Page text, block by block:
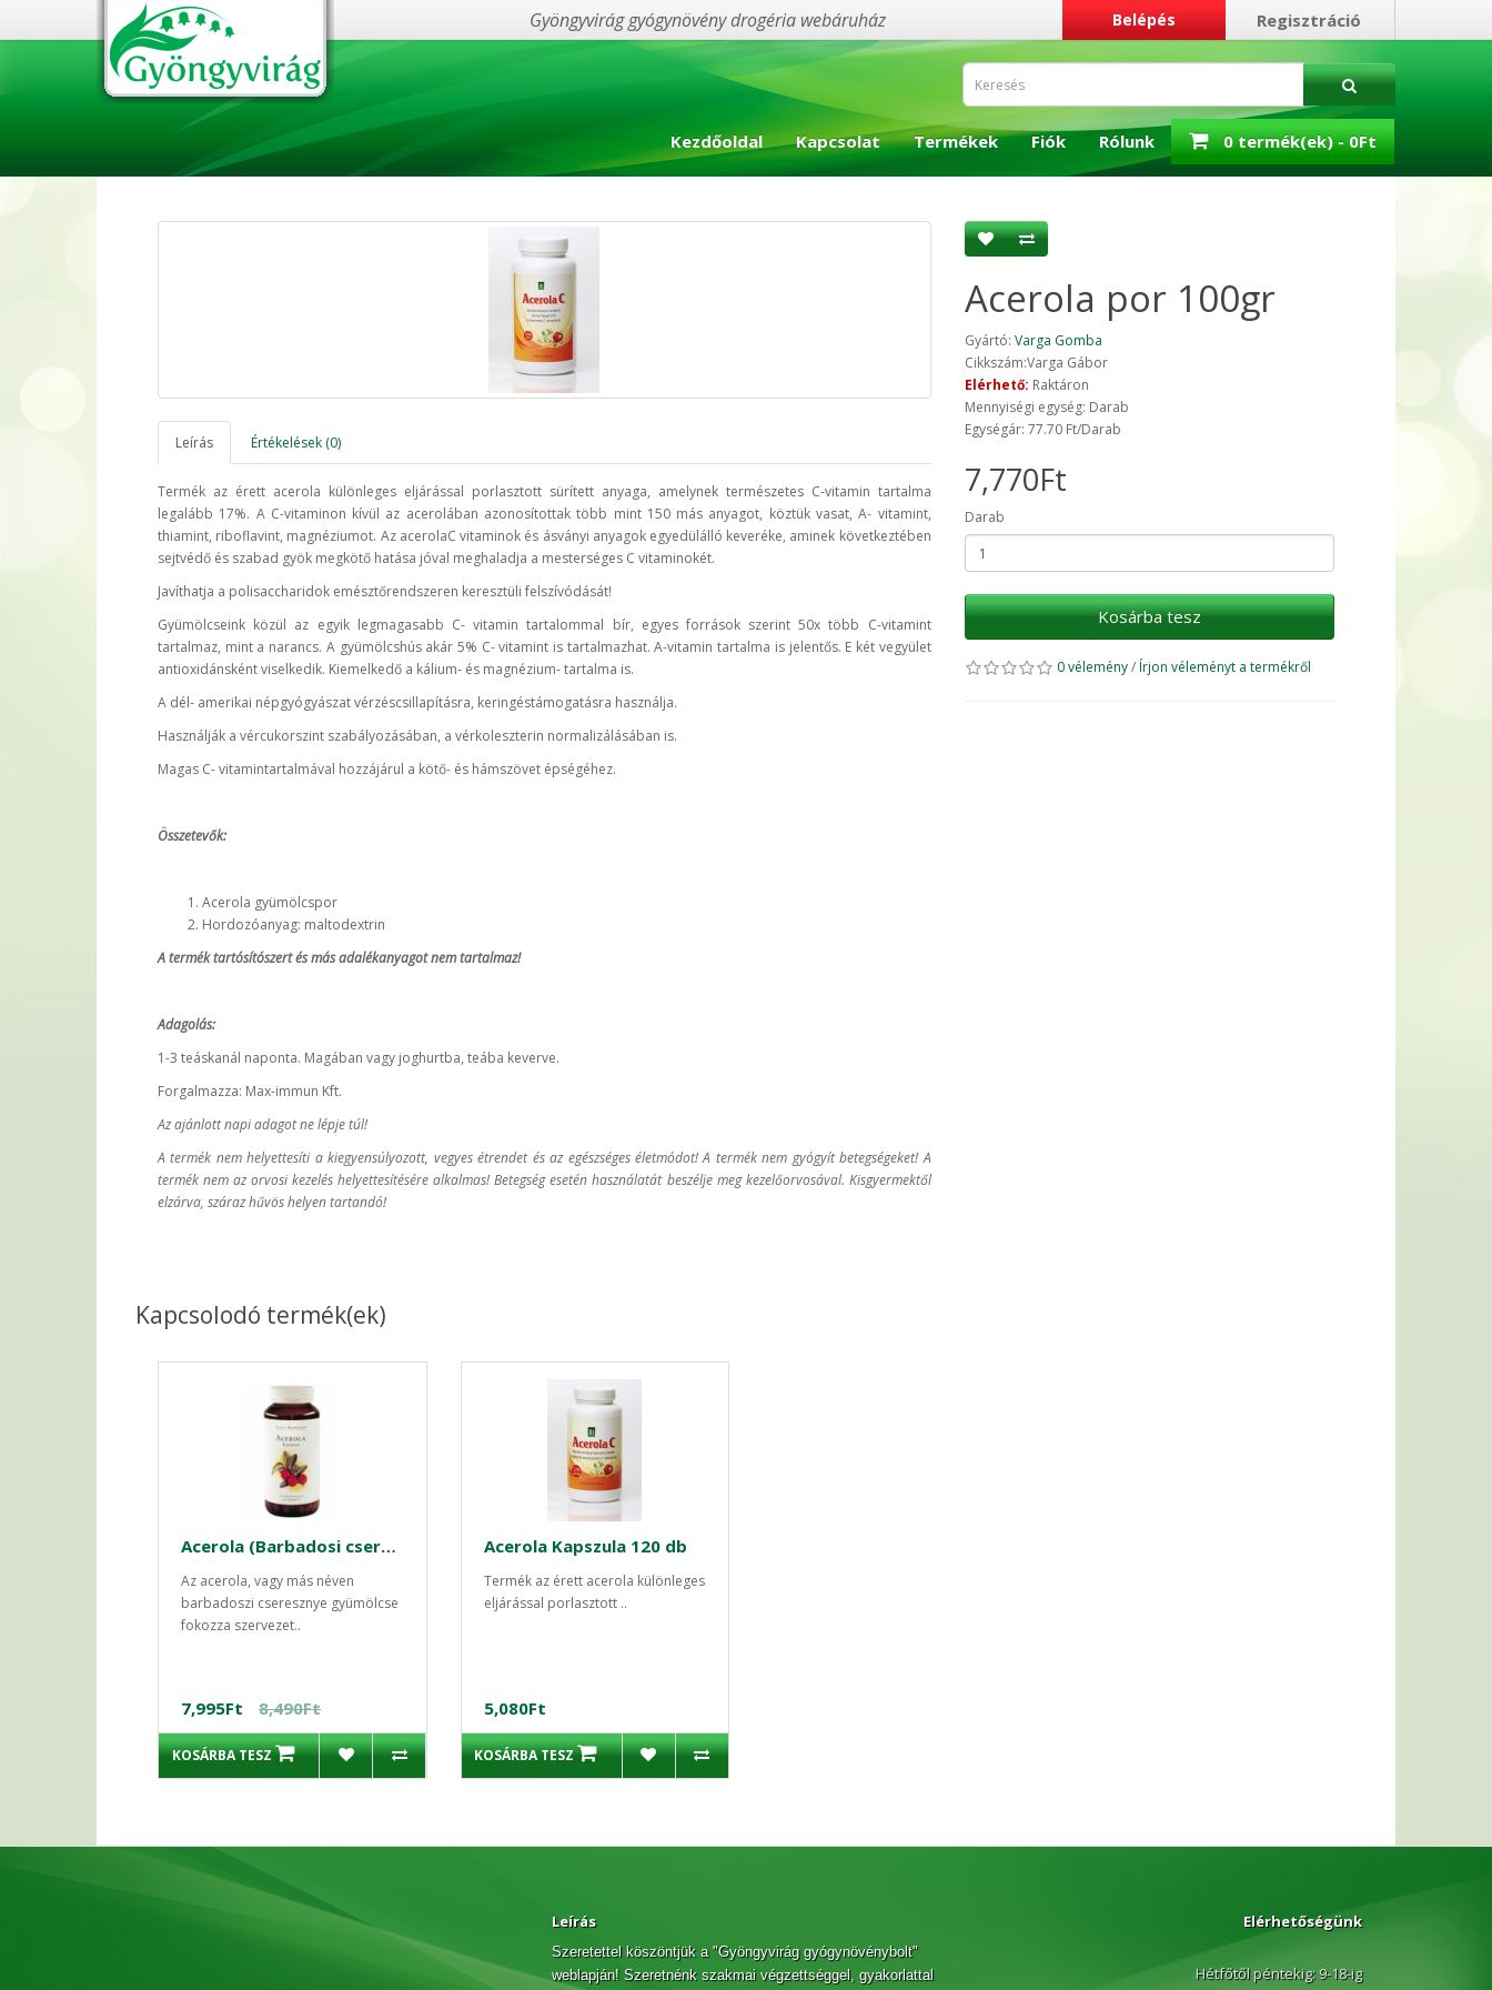
Gyöngyvirág gyógynövény drogéria webáruház Belépés Regisztráció
Kezdőoldal Kapcsolat Termékek Fiók Rólunk 0 termék(ek) - 0Ft
Leírás Értékelések (0)
Termék az érett acerola különleges eljárással porlasztott sürített anyaga, amelynek természetes C-vitamin tartalma
legalább 17%. A C-vitaminon kívül az acerolában azonosítottak több mint 150 más anyagot, köztük vasat, A- vitamint,
thiamint, riboflavint, magnéziumot. Az acerolaC vitaminok és ásványi anyagok egyedülálló keveréke, aminek következtében
sejtvédő és szabad gyök megkötő hatása jóval meghaladja a mesterséges C vitaminokét.
Javíthatja a polisaccharidok emésztőrendszeren keresztüli felszívódását!
Gyümölcseink közül az egyik legmagasabb C- vitamin tartalommal bír, egyes források szerint 50x több C-vitamint
tartalmaz, mint a narancs. A gyümölcshús akár 5% C- vitamint is tartalmazhat. A-vitamin tartalma is jelentős. E két vegyület
antioxidánsként viselkedik. Kiemelkedő a kálium- és magnézium- tartalma is.
A dél- amerikai népgyógyászat vérzéscsillapításra, keringéstámogatásra használja.
Használják a vércukorszint szabályozásában, a vérkoleszterin normalizálásában is.
Magas C- vitamintartalmával hozzájárul a kötő- és hámszövet épségéhez.
Összetevők:
Acerola gyümölcspor
Hordozóanyag: maltodextrin
A termék tartósítószert és más adalékanyagot nem tartalmaz!
Adagolás:
1-3 teáskanál naponta. Magában vagy joghurtba, teába keverve.
Forgalmazza: Max-immun Kft.
Az ajánlott napi adagot ne lépje túl!
A termék nem helyettesíti a kiegyensúlyozott, vegyes étrendet és az egészséges életmódot! A termék nem gyógyít betegségeket! A
termék nem az orvosi kezelés helyettesítésére alkalmas! Betegség esetén használatát beszélje meg kezelőorvosával. Kisgyermektől
elzárva, száraz hűvös helyen tartandó!
Acerola por 100gr
Gyártó: Varga Gomba
Cikkszám:Varga Gábor
Elérhető: Raktáron
Mennyiségi egység: Darab
Egységár: 77.70 Ft/Darab
7,770Ft
Darab
Kosárba tesz
0 vélemény/Írjon véleményt a termékről
Kapcsolodó termék(ek)
Acerola (Barbadosi cseresznye)+C-vitamin kapszula 300 db
Az acerola, vagy más néven
barbadoszi cseresznye gyümölcse
fokozza szervezet..
7,995Ft 8,490Ft
KOSÁRBA TESZ
Acerola Kapszula 120 db
Termék az érett acerola különleges
eljárással porlasztott ..
5,080Ft
KOSÁRBA TESZ
Leírás
Szeretettel köszöntjük a "Gyöngyvirág gyógynövénybolt"
weblapján! Szeretnénk szakmai végzettséggel, gyakorlattal
Elérhetőségünk
Hétfőtől péntekig: 9-18-ig